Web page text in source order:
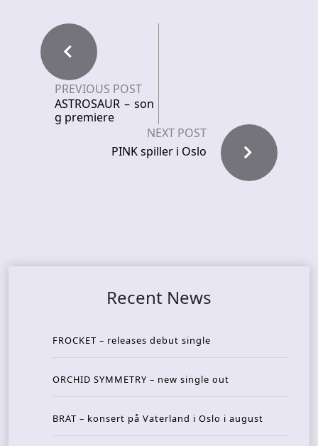
PREVIOUS POST
ASTROSAUR – son
g premiere
NEXT POST
PINK spiller i Oslo
Recent News
FROCKET – releases debut single
ORCHID SYMMETRY – new single out
BRAT – konsert på Vaterland i Oslo i august